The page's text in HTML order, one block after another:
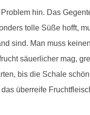
hin. Das
tolle Süße hofft,
sind. Man muss
säuerlicher mag,
bis die Schale
überreife